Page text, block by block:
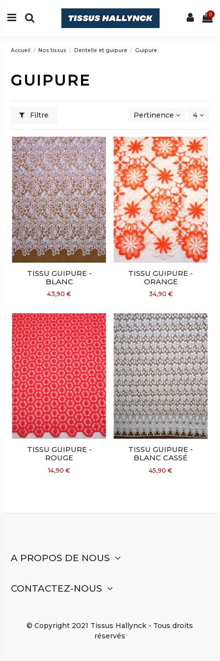
0
Accueil Nos tissus Dentelle et guipure Guipure
GUIPURE
Filtre Pertinence 4
TISSU GUIPURE -
BLANC
43,90 €
TISSU GUIPURE -
ORANGE
34,90 €
TISSU GUIPURE -
ROUGE
14,90 €
TISSU GUIPURE -
BLANC CASSÉ
45,90 €
A PROPOS DE NOUS
CONTACTEZ-NOUS
© Copyright 2021 Tissus Hallynck - Tous droits
réservés